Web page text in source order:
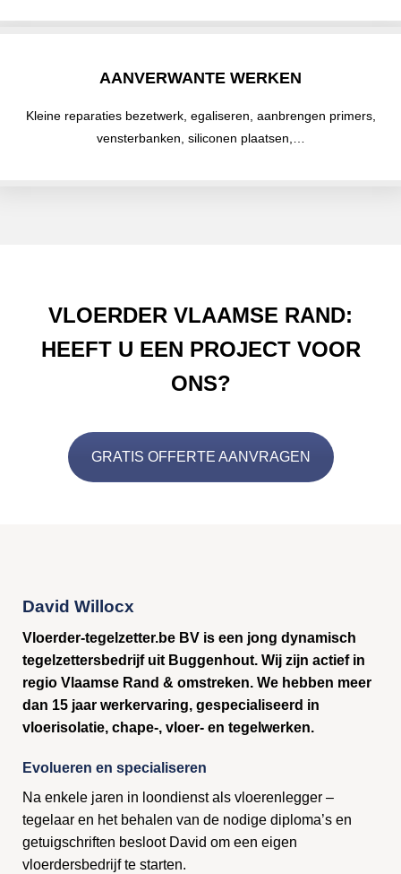
AANVERWANTE WERKEN
Kleine reparaties bezetwerk, egaliseren, aanbrengen primers,
vensterbanken, siliconen plaatsen,…
VLOERDER VLAAMSE RAND:
HEEFT U EEN PROJECT VOOR
ONS?
GRATIS OFFERTE AANVRAGEN
David Willocx
Vloerder-tegelzetter.be BV is een jong dynamisch
tegelzettersbedrijf uit Buggenhout. Wij zijn actief in
regio Vlaamse Rand & omstreken. We hebben meer
dan 15 jaar werkervaring, gespecialiseerd in
vloerisolatie, chape-, vloer- en tegelwerken.
Evolueren en specialiseren
Na enkele jaren in loondienst als vloerenlegger –
tegelaar en het behalen van de nodige diploma’s en
getuigschriften besloot David om een eigen
vloerdersbedrijf te starten.